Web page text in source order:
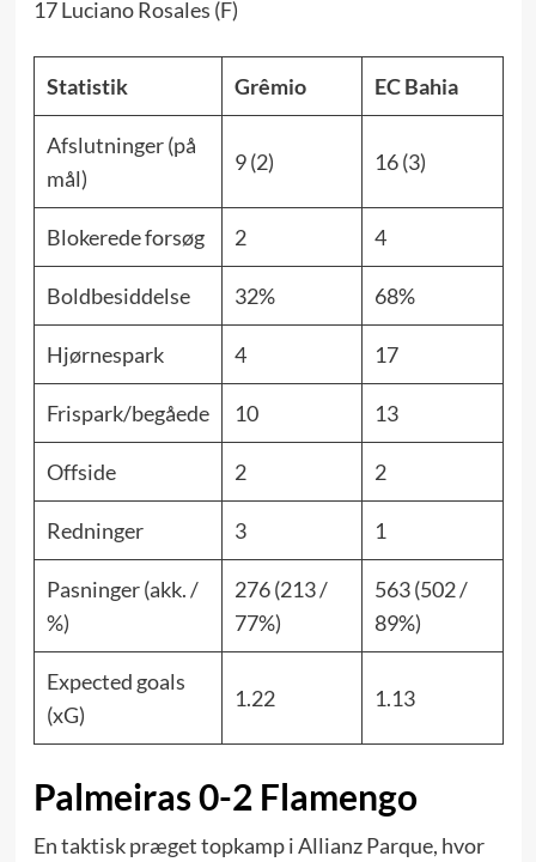
17 Luciano Rosales (F)
Statistik Grêmio EC Bahia
Afslutninger (på
mål)
9 (2) 16 (3)
Blokerede forsøg 2 4
Boldbesiddelse 32% 68%
Hjørnespark 4 17
Frispark/begåede 10 13
Offside 2 2
Redninger 3 1
Pasninger (akk. /
%)
276 (213 /
77%)
563 (502 /
89%)
Expected goals
(xG)
1.22 1.13
Palmeiras 0-2 Flamengo
En taktisk præget topkamp i Allianz Parque, hvor